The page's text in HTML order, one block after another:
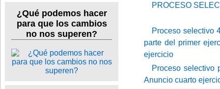
¿Qué podemos hacer
para que los cambios
no nos superen?
PROCESO
Proceso selectivo
parte del primer
ejercicio
Proceso selectivo
Anuncio cuarto